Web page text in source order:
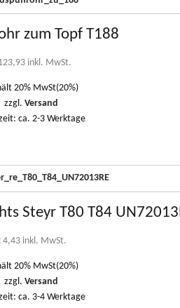
zum Topf T188
inkl. MwSt.
20% MwSt(20%)
zzgl. Versand
ca. 2-3 Werktage
Steyr T80 T84
4,43 inkl. MwSt.
20% MwSt(20%)
zzgl. Versand
ca. 3-4 Werktage